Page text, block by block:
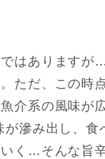
はありますが
ただ、この時
介系の風味が
が滲み出し、食
く…そんな旨